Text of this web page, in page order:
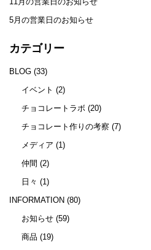
5月の営業日のお知らせ
カテゴリー
BLOG (33)
イベント (2)
チョコレートラボ(20)
チョコレート作りの考察 (7)
メディア (1)
仲間 (2)
日々 (1)
INFORMATION (80)
お知らせ(59)
商品 (19)